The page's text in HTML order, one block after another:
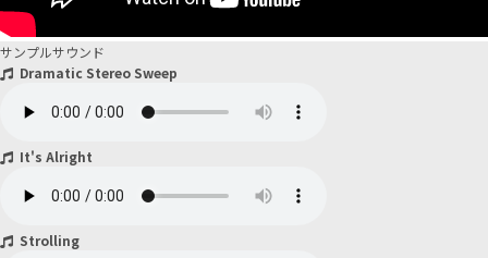
サンプルサウンド
Dramatic Stereo Sweep
It's Alright
Strolling